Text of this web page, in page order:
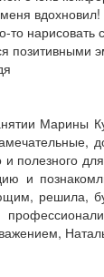
вдохновил!
то
позитивными
Марины
и полезного
и
решила,